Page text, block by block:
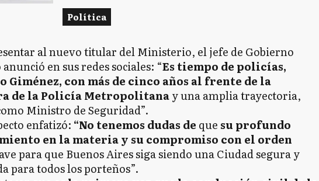
Política
al nuevo titular del Ministerio, el jefe de Gobierno
en sus redes sociales: “Es tiempo de policías,
Giménez, con más de cinco años al frente de la
de la Policía Metropolitanay una amplia trayectoria,
Ministro de Seguridad”.
enfatizó: “No tenemos dudas de que su profundo
en la materia y su compromiso con el orden
para que Buenos Aires siga siendo una Ciudad segura y
para todos los porteños”.